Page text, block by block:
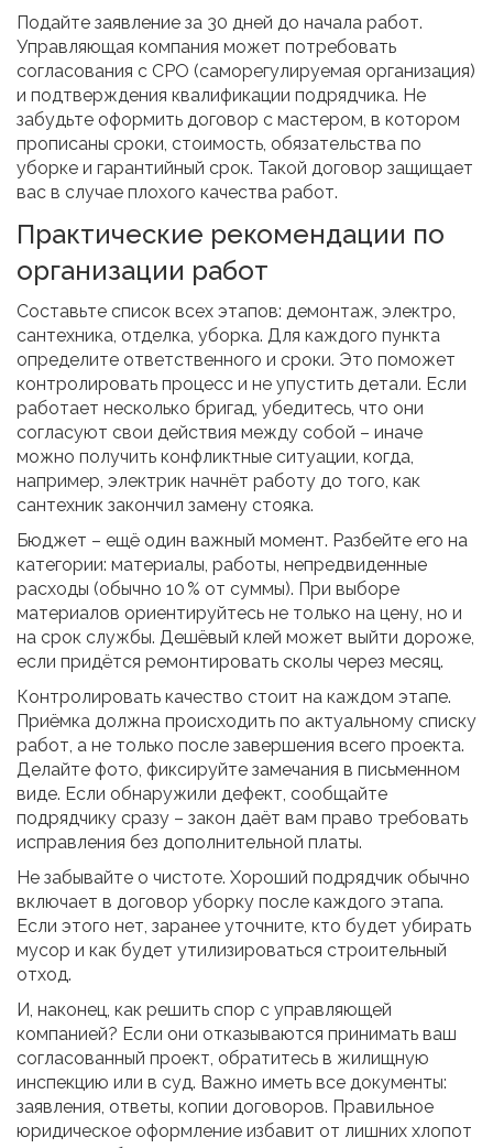
Подайте заявление за 30 дней до начала работ.
Управляющая компания может потребовать
согласования с СРО (саморегулируемая организация)
и подтверждения квалификации подрядчика. Не
забудьте оформить договор с мастером, в котором
прописаны сроки, стоимость, обязательства по
уборке и гарантийный срок. Такой договор защищает
вас в случае плохого качества работ.
Практические рекомендации по
организации работ
Составьте список всех этапов: демонтаж, электро,
сантехника, отделка, уборка. Для каждого пункта
определите ответственного и сроки. Это поможет
контролировать процесс и не упустить детали. Если
работает несколько бригад, убедитесь, что они
согласуют свои действия между собой – иначе
можно получить конфликтные ситуации, когда,
например, электрик начнёт работу до того, как
сантехник закончил замену стояка.
Бюджет – ещё один важный момент. Разбейте его на
категории: материалы, работы, непредвиденные
расходы (обычно 10 % от суммы). При выборе
материалов ориентируйтесь не только на цену, но и
на срок службы. Дешёвый клей может выйти дороже,
если придётся ремонтировать сколы через месяц.
Контролировать качество стоит на каждом этапе.
Приёмка должна происходить по актуальному списку
работ, а не только после завершения всего проекта.
Делайте фото, фиксируйте замечания в письменном
виде. Если обнаружили дефект, сообщайте
подрядчику сразу – закон даёт вам право требовать
исправления без дополнительной платы.
Не забывайте о чистоте. Хороший подрядчик обычно
включает в договор уборку после каждого этапа.
Если этого нет, заранее уточните, кто будет убирать
мусор и как будет утилизироваться строительный
отход.
И, наконец, как решить спор с управляющей
компанией? Если они отказываются принимать ваш
согласованный проект, обратитесь в жилищную
инспекцию или в суд. Важно иметь все документы:
заявления, ответы, копии договоров. Правильное
юридическое оформление избавит от лишних хлопот